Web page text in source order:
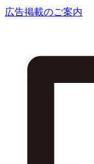
広告掲載のご案内